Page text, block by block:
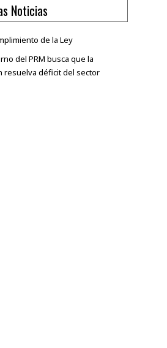
Noticias
de la Ley
del PRM busca que la
resuelva déficit del sector